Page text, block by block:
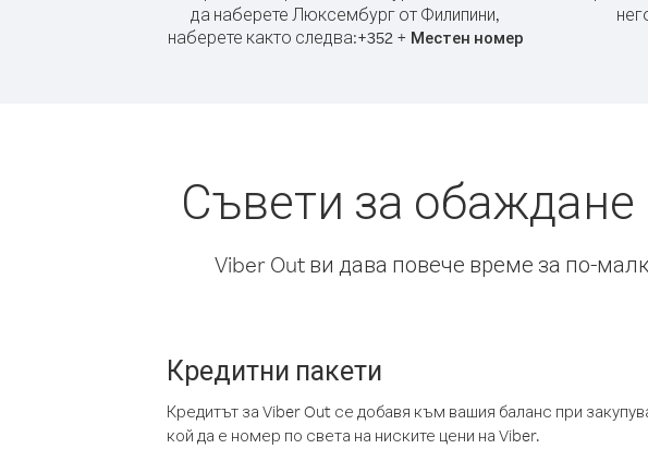
да наберете Люксембург от Филипини,
наберете както следва:+352+ Местен номер
Съвети за
Viber Out ви дава повече време за по-
Кредитни пакети
Кредитът за Viber Out се добавя към вашия баланс при
кой да е номер по света на ниските цени на Viber.